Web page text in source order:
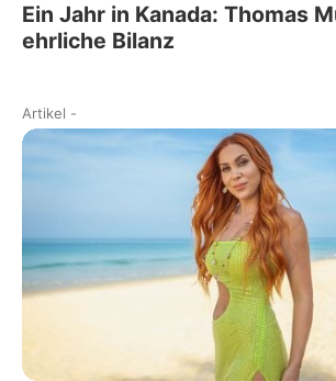
Ein Jahr in Kanada: Thomas
ehrliche Bilanz
Artikel -